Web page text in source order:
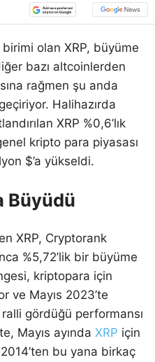
olan XRP, büyüme
bazı altcoinlerden
rağmen şu anda
Halihazırda
XRP %0,6’lık
kripto para piyasası
$’a yükseldi.
Büyüdü
XRP, Cryptorank
%5,72’lik bir büyüme
kriptopara için
ve Mayıs 2023’te
gördüğü performansı
Mayıs ayında XRP için
bu yana birkaç